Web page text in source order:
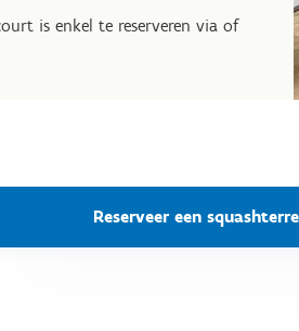
is enkel te reserveren via of
Reserveer een